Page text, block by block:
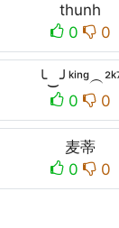
thunh
0
0
0
0
麦蒂
0
0